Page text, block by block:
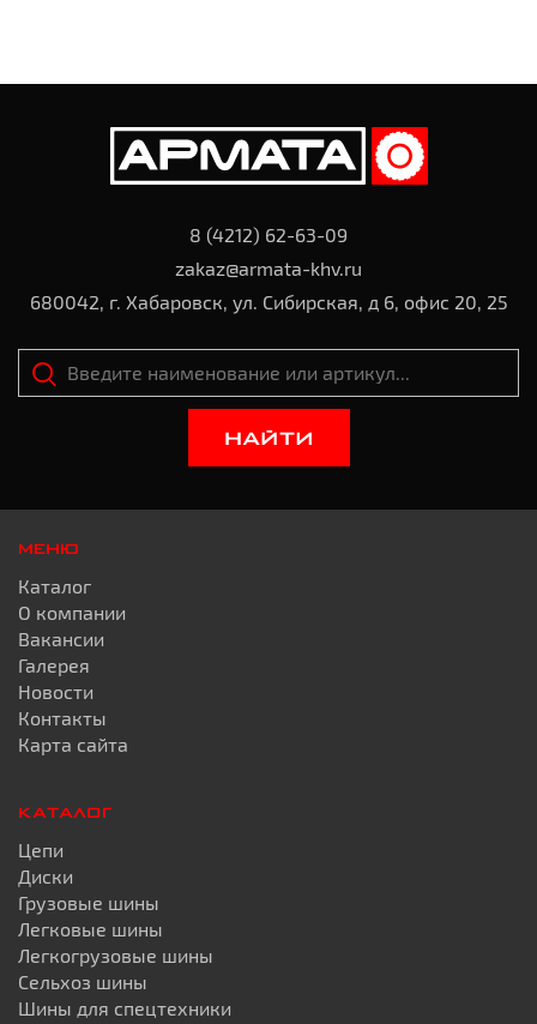
8 (4212) 62-63-09
zakaz@armata-khv.ru
680042, г. Хабаровск, ул. Сибирская, д 6, офис 20, 25
НАЙТИ
МЕНЮ
Каталог
О компании
Вакансии
Галерея
Новости
Контакты
Карта сайта
КАТАЛОГ
Цепи
Диски
Грузовые шины
Легковые шины
Легкогрузовые шины
Сельхоз шины
Шины для спецтехники